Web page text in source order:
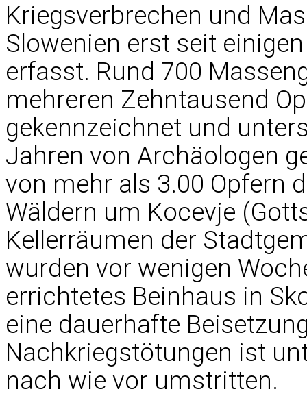
Kriegsverbrechen und
Slowenien erst seit
erfasst. Rund 700
mehreren Zehntausend
gekennzeichnet und
Jahren von Archäologen
von mehr als 3.00 Opfern
Wäldern um Kocevje
Kellerräumen der
wurden vor wenigen
errichtetes Beinhaus in
eine dauerhafte
Nachkriegstötungen ist
nach wie vor umstritten.